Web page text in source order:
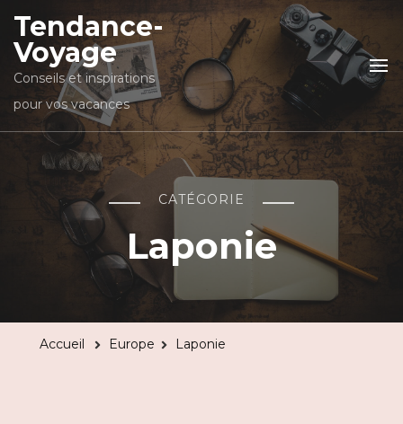
Tendance-
Voyage
Conseils et inspirations
pour vos vacances
CATÉGORIE
Laponie
Accueil Europe Laponie